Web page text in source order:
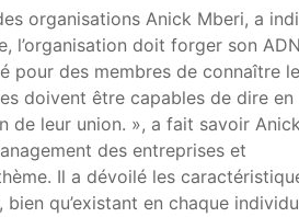
organisations Anick Mberi, a
l’organisation doit forger son
pour des membres de connaître
doivent être capables de dire en
de leur union. », a fait savoir
des entreprises et
Il a dévoilé les
qu’existant en chaque